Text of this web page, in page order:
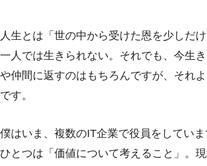
人生とは「世の中から受けた恩を少しだ
一人では生きられない。それでも、今生
や仲間に返すのはもちろんですが、それ
です。
僕はいま、複数のIT企業で役員をしてい
ひとつは「価値について考えること」。